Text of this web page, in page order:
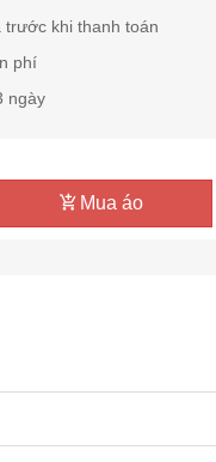
trước khi thanh toán
phí
ngày
Mua áo